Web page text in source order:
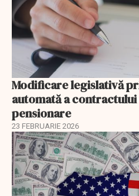
Modificare legislativă
automată a contractului
pensionare
23 FEBRUARIE 2026